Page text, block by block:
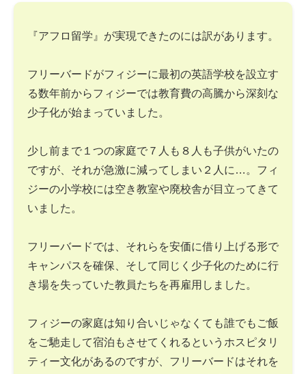
『アフロ留学』が実現できたのには訳があります。
フリーバードがフィジーに最初の英語学校を設立す
る数年前からフィジーでは教育費の高騰から深刻な
少子化が始まっていました。
少し前まで１つの家庭で７人も８人も子供がいたの
ですが、それが急激に減ってしまい２人に…。フィ
ジーの小学校には空き教室や廃校舎が目立ってきて
いました。
フリーバードでは、それらを安価に借り上げる形で
キャンパスを確保、そして同じく少子化のために行
き場を失っていた教員たちを再雇用しました。
フィジーの家庭は知り合いじゃなくても誰でもご飯
をご馳走して宿泊もさせてくれるというホスピタリ
ティー文化があるのですが、フリーバードはそれを